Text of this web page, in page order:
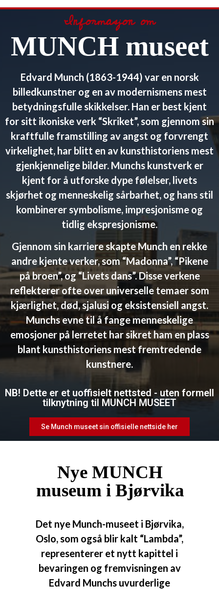
Informasjon om
MUNCH museet
Edvard Munch (1863-1944) var en norsk
billedkunstner og en av modernismens mest
betydningsfulle skikkelser. Han er best kjent
for sitt ikoniske verk “Skriket”, som gjennom sin
kraftfulle framstilling av angst og forvrengt
virkelighet, har blitt en av kunsthistoriens mest
gjenkjennelige bilder. Munchs kunstverk er
kjent for å utforske dype følelser, livets
skjørhet og menneskelig sårbarhet, og hans stil
kombinerer symbolisme, impresjonisme og
tidlig ekspresjonisme.
Gjennom sin karriere skapte Munch en rekke
andre kjente verker, som “Madonna”, “Pikene
på broen”, og “Livets dans”. Disse verkene
reflekterer ofte over universelle temaer som
kjærlighet, død, sjalusi og eksistensiell angst.
Munchs evne til å fange menneskelige
emosjoner på lerretet har sikret ham en plass
blant kunsthistoriens mest fremtredende
kunstnere.
NB! Dette er et uoffisielt nettsted - uten formell
tilknytning til MUNCH MUSEET
Se Munch museet sin offisielle nettside her
Nye MUNCH
museum i Bjørvika
Det nye Munch-museet i Bjørvika,
Oslo, som også blir kalt “Lambda”,
representerer et nytt kapittel i
bevaringen og fremvisningen av
Edvard Munchs uvurderlige